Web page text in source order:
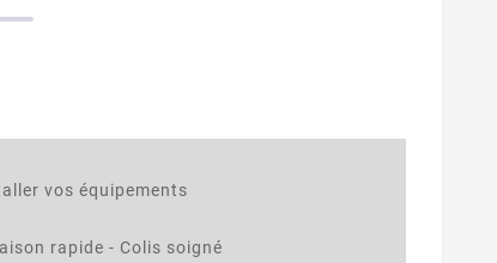
vos équipements
rapide - Colis soigné